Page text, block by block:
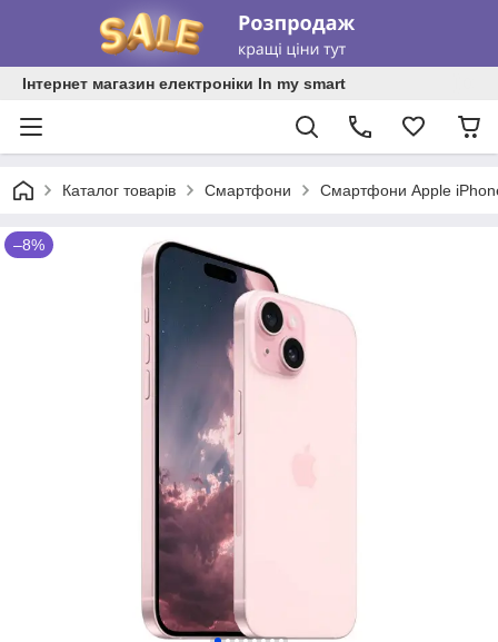
Інтернет магазин електроніки In my smart
Каталог товарів Смартфони Смартфони Apple
–8%